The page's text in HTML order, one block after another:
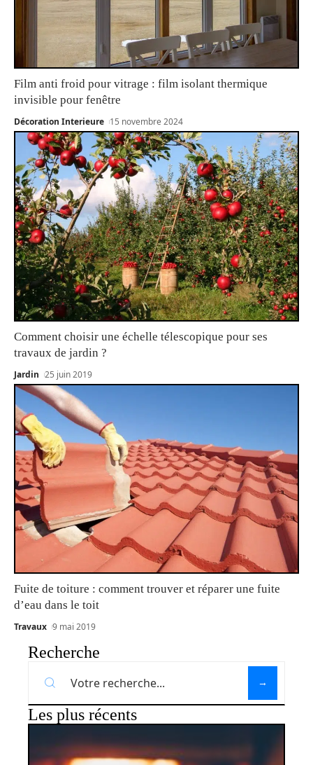
Film anti froid pour vitrage : film isolant thermique
invisible pour fenêtre
Décoration Interieure 15 novembre 2024
Comment choisir une échelle télescopique pour ses
travaux de jardin ?
Jardin 25 juin 2019
Fuite de toiture : comment trouver et réparer une fuite
d’eau dans le toit
Travaux 9 mai 2019
Recherche
Les plus récents